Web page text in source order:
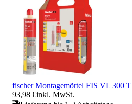
fischer Montagemörtel FIS VL 300 T
93,98 €inkl. MwSt.